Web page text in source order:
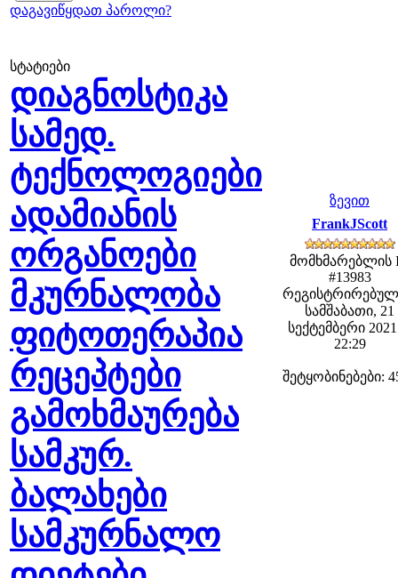
დაგავიწყდათ პაროლი?
სტატიები
დიაგნოსტიკა
სამედ.
ტექნოლოგიები
ადამიანის
ორგანოები
მკურნალობა
ფიტოთერაპია
რეცეპტები
გამოხმაურება
სამკურ.
ბალახები
სამკურნალო
ზევით
FrankJScott
მომხმარებლის
#13983
სამშაბათი, 21
სექტემბერი
22:29
შეტყობინებები: